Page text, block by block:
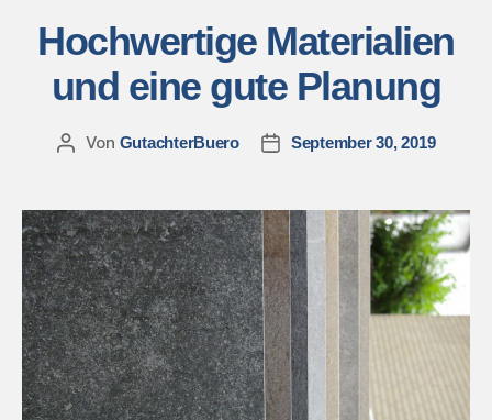
Hochwertige Materialien
und eine gute Planung
Von GutachterBuero September 30, 2019